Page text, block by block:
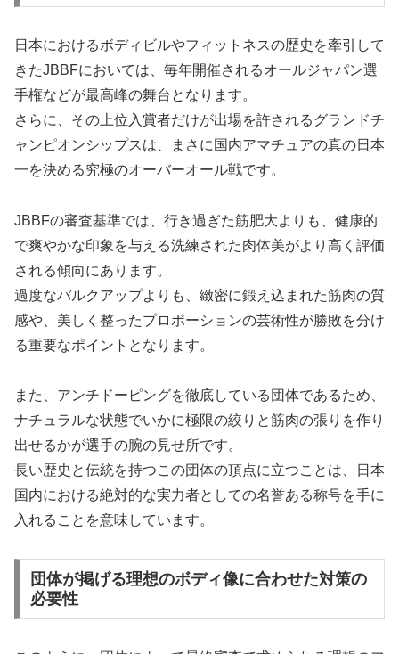
日本におけるボディビルやフィットネスの歴史を牽引して
きたJBBFにおいては、毎年開催されるオールジャパン選
手権などが最高峰の舞台となります。
さらに、その上位入賞者だけが出場を許されるグランドチ
ャンピオンシップスは、まさに国内アマチュアの真の日本
一を決める究極のオーバーオール戦です。
JBBFの審査基準では、行き過ぎた筋肥大よりも、健康的
で爽やかな印象を与える洗練された肉体美がより高く評価
される傾向にあります。
過度なバルクアップよりも、緻密に鍛え込まれた筋肉の質
感や、美しく整ったプロポーションの芸術性が勝敗を分け
る重要なポイントとなります。
また、アンチドーピングを徹底している団体であるため、
ナチュラルな状態でいかに極限の絞りと筋肉の張りを作り
出せるかが選手の腕の見せ所です。
長い歴史と伝統を持つこの団体の頂点に立つことは、日本
国内における絶対的な実力者としての名誉ある称号を手に
入れることを意味しています。
団体が掲げる理想のボディ像に合わせた対策の
必要性